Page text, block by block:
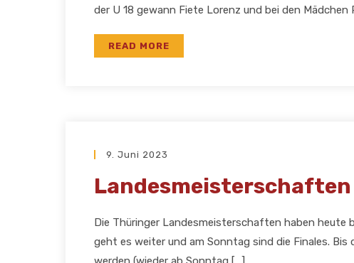
der U 18 gewann Fiete Lorenz und bei den Mädchen
READ MORE
9. Juni 2023
Landesmeisterschaften
Die Thüringer Landesmeisterschaften haben heute
geht es weiter und am Sonntag sind die Finales.